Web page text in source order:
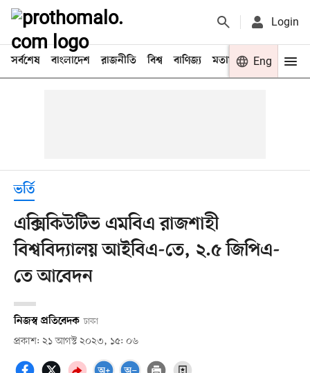
Login
সর্বশেষ বাংলাদেশ রাজনীতি বিশ্ব বাণিজ্য মতামত খেলা
Eng
ভর্তি
এক্সিকিউটিভ এমবিএ রাজশাহী
বিশ্ববিদ্যালয় আইবিএ-তে, ২.৫ জিপিএ-
তে আবেদন
নিজস্ব প্রতিবেদক ঢাকা
প্রকাশ: ২১ আগস্ট ২০২৩, ১৫: ০৬